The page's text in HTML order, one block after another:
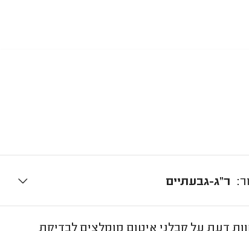
ר"ג-גבעתיים